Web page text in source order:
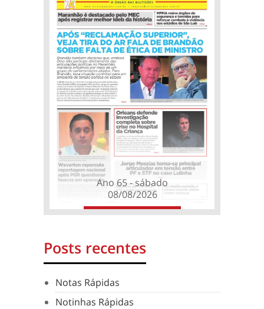
Ano 65 - sábado
08/08/2026
Posts recentes
Notas Rápidas
Notinhas Rápidas